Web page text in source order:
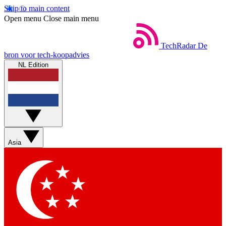
Skip to main content
Open menu Close main menu
TechRadar De
bron voor tech-koopadvies
NL Edition
Asia